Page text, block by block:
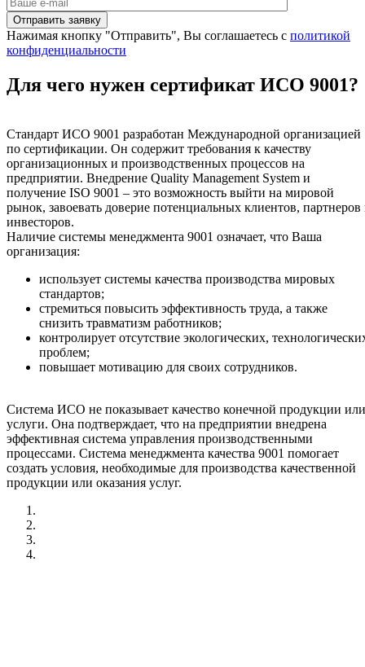
Нажимая кнопку "Отправить", Вы соглашаетесь с политикой
конфиденциальности
Для чего нужен сертификат ИСО 9001?
Стандарт ИСО 9001 разработан Международной организацией
по сертификации. Он содержит требования к качеству
организационных и производственных процессов на
предприятии. Внедрение Quality Management System и
получение ISO 9001 – это возможность выйти на мировой
рынок, завоевать доверие потенциальных клиентов, партнеров
инвесторов.
Наличие системы менеджмента 9001 означает, что Ваша
организация:
использует системы качества производства мировых
стандартов;
стремиться повысить эффективность труда, а также
снизить травматизм работников;
контролирует отсутствие экологических,
проблем;
повышает мотивацию для своих сотрудников.
Система ИСО не показывает качество конечной продукции или
услуги. Она подтверждает, что на предприятии внедрена
эффективная система управления производственными
процессами. Система менеджмента качества 9001 помогает
создать условия, необходимые для производства качественной
продукции или оказания услуг.